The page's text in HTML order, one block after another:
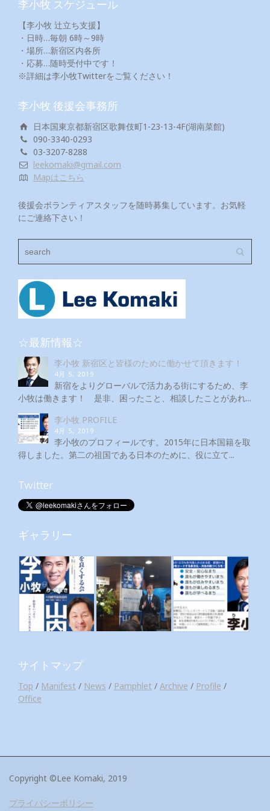
李小牧 スケジュール
【李小牧 辻立ち支援】
・日時…毎朝 6時～9時
・場所…新宿区内各所
・応募…随時受付中です！
※詳細は李小牧Twitterをご覧ください！
李小牧 後援会事務所
日本国東京都新宿区歌舞伎町1-23-13-4F(湖南菜館)
090-3340-0293
03-3207-8288
leekomaki@gmail.com
Mapはこちら
後援会ボランティアスタッフを随時募集しています。お気軽
にご連絡下さい！
☆最新情報☆
李小牧 新宿区と皆様のために働かせて頂きます！
4月 5, 2019
新宿をよりグローバルで活力ある街にするため、李
小牧は働きます！ 是非、困ったこと、相談したことがあれ...
李小牧 PROFILE
4月 5, 2019
李小牧のプロフィールです。2015年に日本国籍を取
得しました。第二の祖国である日本のために、役に立て...
Twitter
ギャラリー
サイトマップ
Top / Manifest / News / Pamphlet / Archive / Profile /
Office
Copyright ©Lee Komaki, 2019
プライバシーポリシー